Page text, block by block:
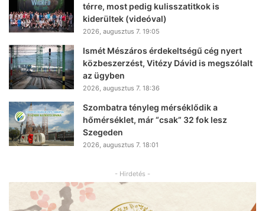
térre, most pedig kulisszatitkok is
kiderültek (videóval)
2026, augusztus 7. 19:05
Ismét Mészáros érdekeltségű cég nyert
közbeszerzést, Vitézy Dávid is megszólalt
az ügyben
2026, augusztus 7. 18:36
Szombatra tényleg mérséklődik a
hőmérséklet, már “csak” 32 fok lesz
Szegeden
2026, augusztus 7. 18:01
- Hirdetés -